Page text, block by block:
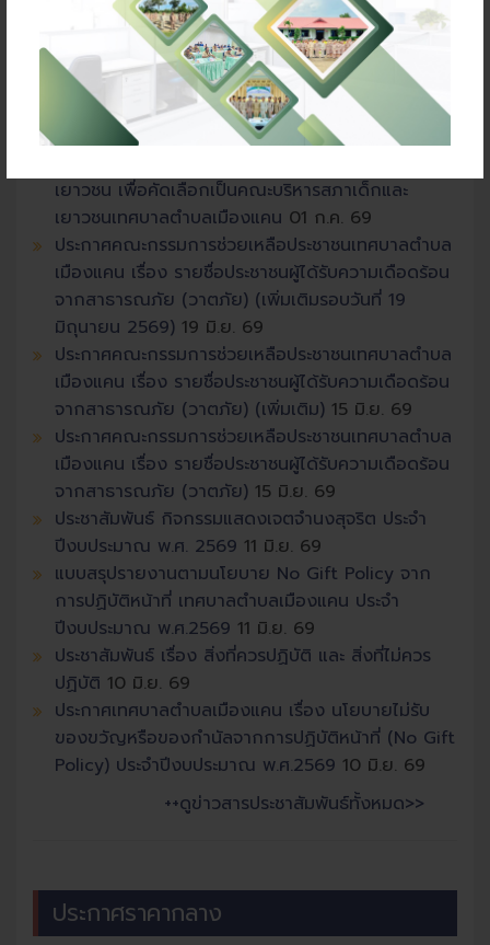
ควบคุมกิจการที่เป็นอันตรายต่อสุขภาพ พ.ศ. 16 ก.ค.
69
ประกาศเทศบาลตำบลเมืองแคน เรื่องขยายกำหนด
เวลาดำเนินการตามพระราชบัญญัติภาษีที่ดินและสิ่ง
ปลูกสร้าง พ.ศ.2562 ประจำปี 256901 ก.ค. 69
เยาวชน เพื่อคัดเลือกเป็นคณะบริหารสภาเด็กและ
เยาวชนเทศบาลตำบลเมืองแคน 01 ก.ค. 69
ประกาศคณะกรรมการช่วยเหลือประชาชนเทศบาลตำบล
เมืองแคน เรื่อง รายชื่อประชาชนผู้ได้รับความเดือดร้อน
จากสาธารณภัย (วาตภัย) (เพิ่มเติมรอบวันที่ 19
มิถุนายน 2569) 19 มิ.ย. 69
ประกาศคณะกรรมการช่วยเหลือประชาชนเทศบาลตำบล
เมืองแคน เรื่อง รายชื่อประชาชนผู้ได้รับความเดือดร้อน
จากสาธารณภัย (วาตภัย) (เพิ่มเติม) 15 มิ.ย. 69
ประกาศคณะกรรมการช่วยเหลือประชาชนเทศบาลตำบล
เมืองแคน เรื่อง รายชื่อประชาชนผู้ได้รับความเดือดร้อน
จากสาธารณภัย (วาตภัย) 15 มิ.ย. 69
ประชาสัมพันธ์ กิจกรรมแสดงเจตจำนงสุจริต ประจำ
ปีงบประมาณ พ.ศ. 2569 11 มิ.ย. 69
แบบสรุปรายงานตามนโยบาย No Gift Policy จาก
การปฏิบัติหน้าที่ เทศบาลตำบลเมืองแคน ประจำ
ปีงบประมาณ พ.ศ.2569 11 มิ.ย. 69
ประชาสัมพันธ์ เรื่อง สิ่งที่ควรปฏิบัติ และ สิ่งที่ไม่ควร
ปฏิบัติ 10 มิ.ย. 69
ประกาศเทศบาลตำบลเมืองแคน เรื่อง นโยบายไม่รับ
ของขวัญหรือของกำนัลจากการปฏิบัติหน้าที่ (No Gift
Policy) ประจำปีงบประมาณ พ.ศ.2569 10 มิ.ย. 69
++ดูข่าวสารประชาสัมพันธ์ทั้งหมด>>
ประกาศราคากลาง